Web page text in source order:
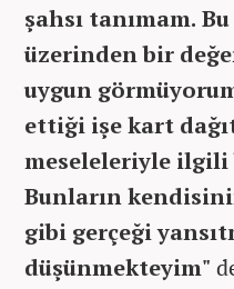
şahsı tanımam.
üzerinden bir
uygun
ettiği işe kart
meseleleriyle
Bunların
gibi gerçeği
düşünmekteyim"